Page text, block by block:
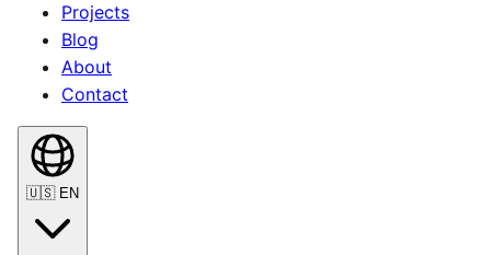
Projects
Blog
About
Contact
🇺🇸 EN